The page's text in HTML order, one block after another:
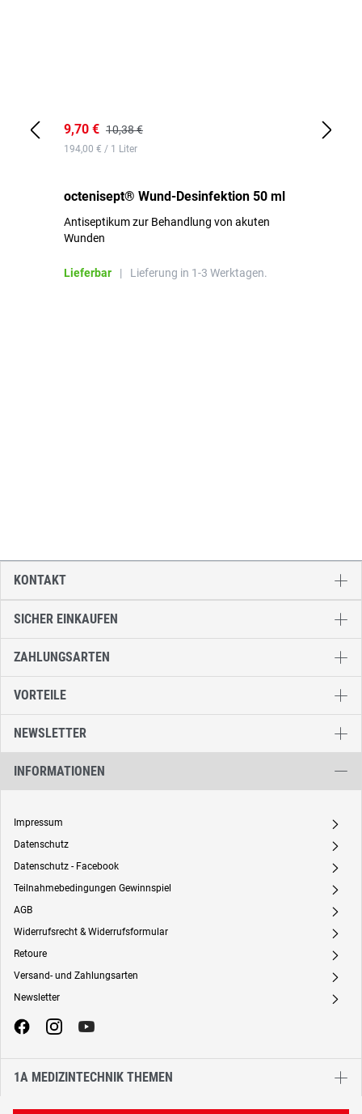
9,70 € 10,38 €
194,00 € / 1 Liter
octenisept® Wund-Desinfektion 50 ml
Antiseptikum zur Behandlung von akuten
Wunden
Lieferbar | Lieferung in 1-3 Werktagen.
SICHER EINKAUFEN
ZAHLUNGSARTEN
VORTEILE
NEWSLETTER
INFORMATIONEN
Impressum A
Datenschutz A
Datenschutz - Facebook A
Teilnahmebedingungen Gewinnspiel A
AGB A
Widerrufsrecht & Widerrufsformular A
Retoure A
Versand- und Zahlungsarten A
Newsletter A
1A MEDIZINTECHNIK THEMEN
KONTAKT